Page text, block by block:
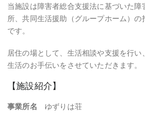
当施設は障害者総合支援法に基づいた障
所、共同生活援助（グループホーム）
です。
居住の場として、生活相談や支援を行
生活のお手伝いをさせていただきます。
【施設紹介】
事業所名 ゆずりは荘